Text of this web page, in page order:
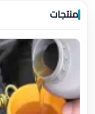
منتجات